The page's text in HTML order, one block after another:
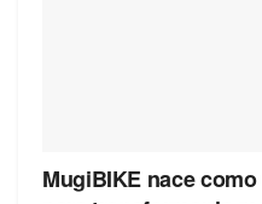
MugiBIKE nace